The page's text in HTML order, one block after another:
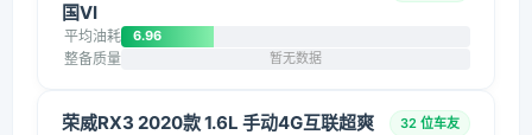
国VI
平均油耗 6.96
整备质量 暂无数据
荣威RX3 2020款 1.6L 手动4G互联超爽
32 位车友